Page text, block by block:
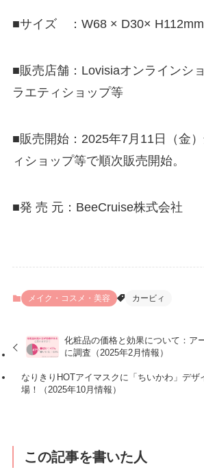
■サイズ ：W68 × D30× H112mm
■販売店舗：Lovisiaオンラインシ
ラエティショップ等
■販売開始：2025年7月11日（金
ィショップ等で順次販売開始。
■発 売 元：BeeCruise株式会社
メイク・コスメ・美容 カービィ
化粧品の価格と効果について：ア
に調査（2025年2月情報）
なりきりHOTアイマスクに「ちいかわ」デザ
場！（2025年10月情報）
この記事を書いた人